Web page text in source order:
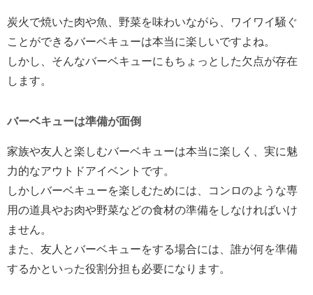
炭火で焼いた肉や魚、野菜を味わいながら、ワイワイ騒ぐ
ことができるバーベキューは本当に楽しいですよね。
しかし、そんなバーベキューにもちょっとした欠点が存在
します。
バーベキューは準備が面倒
家族や友人と楽しむバーベキューは本当に楽しく、実に魅
力的なアウトドアイベントです。
しかしバーベキューを楽しむためには、コンロのような専
用の道具やお肉や野菜などの食材の準備をしなければいけ
ません。
また、友人とバーベキューをする場合には、誰が何を準備
するかといった役割分担も必要になります。